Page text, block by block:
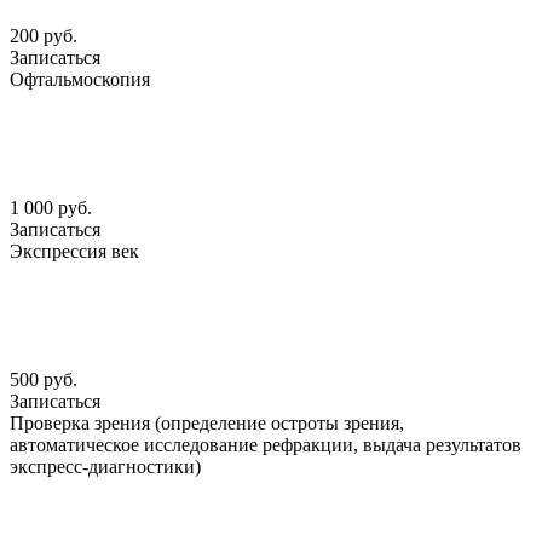
200 руб.
Записаться
Офтальмоскопия
1 000 руб.
Записаться
Экспрессия век
500 руб.
Записаться
Проверка зрения (определение остроты зрения,
автоматическое исследование рефракции, выдача результатов
экспресс-диагностики)